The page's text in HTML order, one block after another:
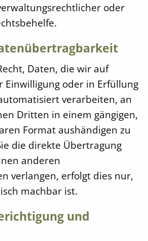
oder
Daten, die wir auf
Einwilligung oder in Erfüllung
verarbeiten, an
Dritten in einem gängigen,
Format aushändigen zu
die direkte Übertragung
anderen
verlangen, erfolgt dies nur,
machbar ist.
und